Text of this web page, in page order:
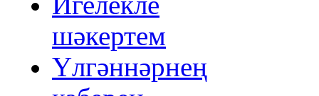
шәкертем
Үлгәннәрнең